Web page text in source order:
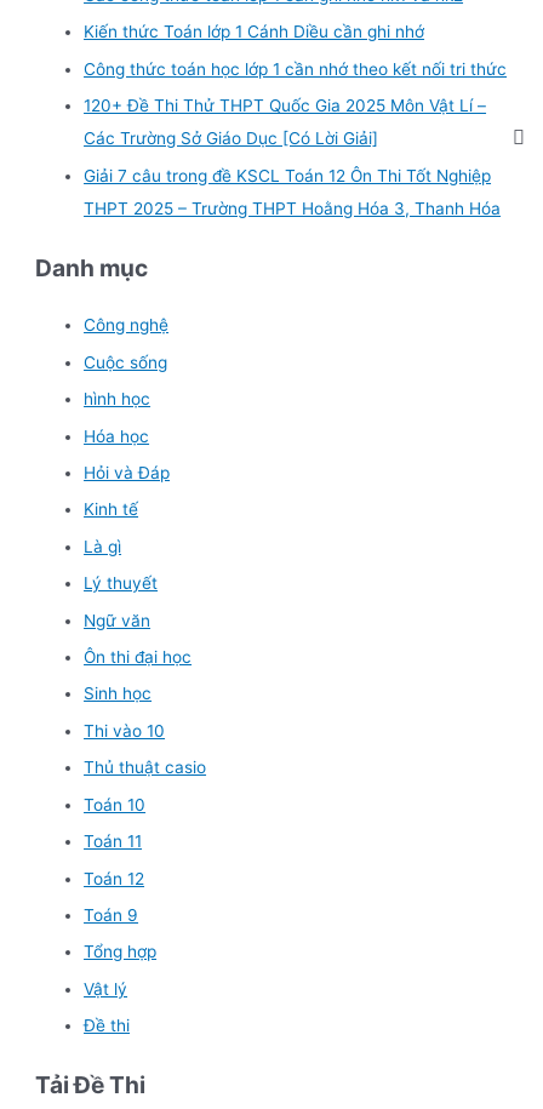
Kiến thức Toán lớp 1 Cánh Diều cần ghi nhớ
Công thức toán học lớp 1 cần nhớ theo kết nối tri thức
120+ Đề Thi Thử THPT Quốc Gia 2025 Môn Vật Lí –
Các Trường Sở Giáo Dục [Có Lời Giải]
Giải 7 câu trong đề KSCL Toán 12 Ôn Thi Tốt Nghiệp
THPT 2025 – Trường THPT Hoằng Hóa 3, Thanh Hóa
Danh mục
Công nghệ
Cuộc sống
hình học
Hóa học
Hỏi và Đáp
Kinh tế
Là gì
Lý thuyết
Ngữ văn
Ôn thi đại học
Sinh học
Thi vào 10
Thủ thuật casio
Toán 10
Toán 11
Toán 12
Toán 9
Tổng hợp
Vật lý
Đề thi
Tải Đề Thi